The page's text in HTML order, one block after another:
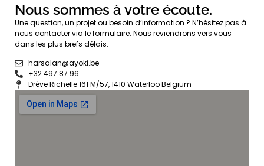
Nous sommes à votre écoute.
Une question, un projet ou besoin d’information ? N’hésitez pas à
nous contacter via le formulaire. Nous reviendrons vers vous
dans les plus brefs délais.
harsalan@ayoki.be
+32 497 87 96
Drève Richelle 161 M/57, 1410 Waterloo Belgium